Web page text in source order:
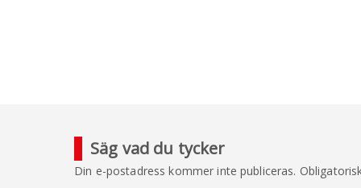
Säg vad du tycker
Din e-postadress kommer inte publiceras.